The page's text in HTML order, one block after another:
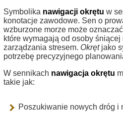
Symbolika nawigacji okrętu w
konotacje zawodowe. Sen o
wzburzone morze może
które wymagają od osoby
zarządzania stresem. Okrętjako
potrzebę precyzyjnego
W sennikach nawigacja okrętu
takie jak:
Poszukiwanie nowych dróg i